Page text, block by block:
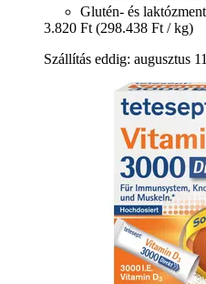
Glutén- és
3.820 Ft (298.438 Ft / kg)
Szállítás eddig: augusztus